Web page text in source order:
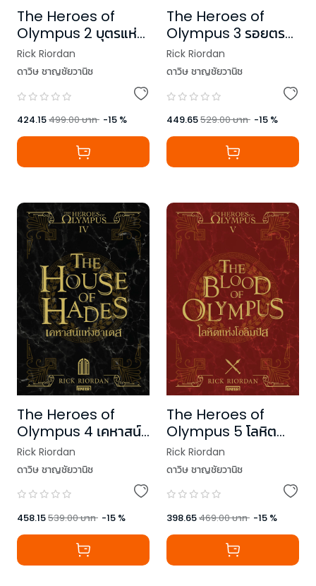
The Heroes of
Olympus 2 บุตรแห่ง
สมุทรเทพ (New
Edition)
Rick Riordan
ดาวิษ ชาญชัยวานิช
424.15499.00บาท -15 %
The Heroes of
Olympus 3 รอยตรา
อาธีน่า (New
Edition)
Rick Riordan
ดาวิษ ชาญชัยวานิช
449.65529.00บาท -15 %
The Heroes of
Olympus 4 เคหาสน์
แห่งฮาเดส (New
Edition)
Rick Riordan
ดาวิษ ชาญชัยวานิช
458.15539.00บาท -15 %
The Heroes of
Olympus 5 โลหิต
แห่งโอลิมปัส (New
Edition)
Rick Riordan
ดาวิษ ชาญชัยวานิช
398.65469.00บาท -15 %